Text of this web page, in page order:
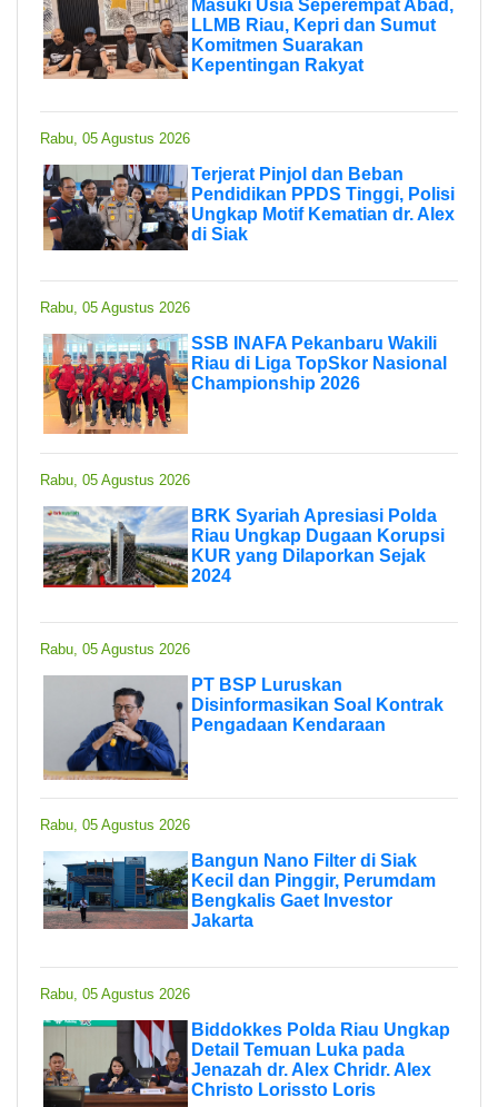
Masuki Usia Seperempat Abad,
LLMB Riau, Kepri dan Sumut
Komitmen Suarakan
Kepentingan Rakyat
Rabu, 05 Agustus 2026
Terjerat Pinjol dan Beban
Pendidikan PPDS Tinggi, Polisi
Ungkap Motif Kematian dr. Alex
di Siak
Rabu, 05 Agustus 2026
SSB INAFA Pekanbaru Wakili
Riau di Liga TopSkor Nasional
Championship 2026
Rabu, 05 Agustus 2026
BRK Syariah Apresiasi Polda
Riau Ungkap Dugaan Korupsi
KUR yang Dilaporkan Sejak
2024
Rabu, 05 Agustus 2026
PT BSP Luruskan
Disinformasikan Soal Kontrak
Pengadaan Kendaraan
Rabu, 05 Agustus 2026
Bangun Nano Filter di Siak
Kecil dan Pinggir, Perumdam
Bengkalis Gaet Investor
Jakarta
Rabu, 05 Agustus 2026
Biddokkes Polda Riau Ungkap
Detail Temuan Luka pada
Jenazah dr. Alex Chridr. Alex
Christo Lorissto Loris